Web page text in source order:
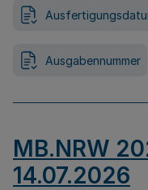
Ausgabennummer
MB.NRW
14.07.2026